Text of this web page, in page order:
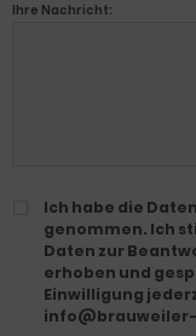
Ihre Nachricht:
Ich habe die
genommen. Ich
Daten zur
erhoben und
Einwilligung